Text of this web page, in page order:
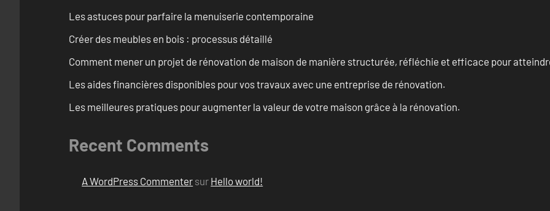
Les astuces pour parfaire la menuiserie contemporaine
Créer des meubles en bois : processus détaillé
Comment mener un projet de rénovation de maison de manière structurée, réfléchie et efficace pour
Les aides financières disponibles pour vos travaux avec une entreprise de rénovation.
Les meilleures pratiques pour augmenter la valeur de votre maison grâce à la rénovation.
Recent Comments
A WordPress Commenter sur Hello world!